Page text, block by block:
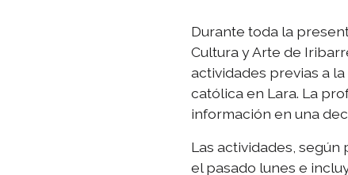
Durante toda la
Cultura y Arte de
actividades previas a
católica en Lara. La
información en una
Las actividades,
el pasado lunes e